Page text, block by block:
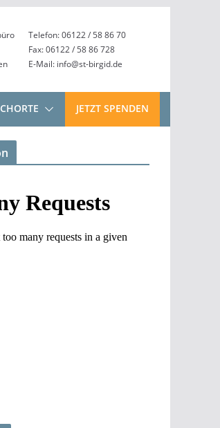
Telefon: 06122 / 58 86 70
Fax: 06122 / 58 86 728
E-Mail: info@st-birgid.de
JETZT SPENDEN